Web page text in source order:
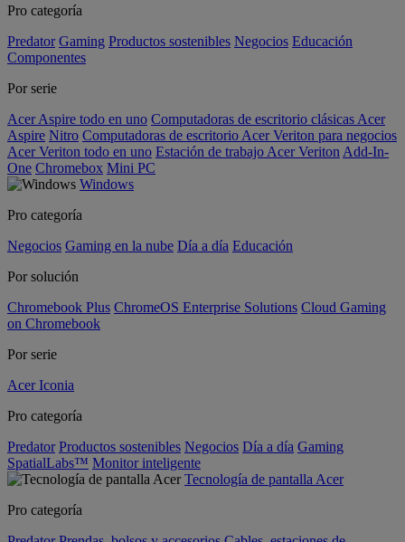
Pro categoría
Predator Gaming Productos sostenibles Negocios Educación
Componentes
Por serie
Acer Aspire todo en uno Computadoras de escritorio clásicas Acer
Aspire Nitro Computadoras de escritorio Acer Veriton para negocios
Acer Veriton todo en uno Estación de trabajo Acer Veriton Add-In-
One Chromebox Mini PC
Windows
Pro categoría
Negocios Gaming en la nube Día a día Educación
Por solución
Chromebook Plus ChromeOS Enterprise Solutions Cloud Gaming
on Chromebook
Por serie
Acer Iconia
Pro categoría
Predator Productos sostenibles Negocios Día a día Gaming
SpatialLabs™ Monitor inteligente
Tecnología de pantalla Acer
Pro categoría